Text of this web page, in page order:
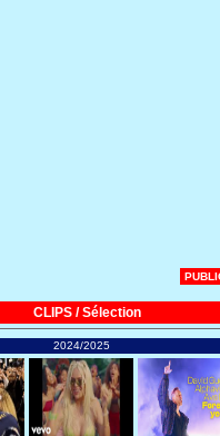
CLIPS / Sélection
2024/2025